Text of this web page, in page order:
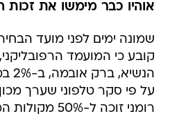
אוהיו כבר מימשו את
שמונה ימים לפני מועד
קובע כי המועמד
על פי סקר טלפוני שערך
רומני זוכה ל-